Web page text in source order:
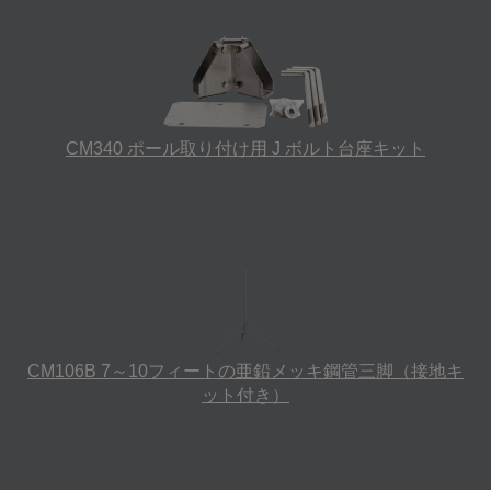
CM340 ポール取り付け用 J ボルト台座キット
CM106B 7～10フィートの亜鉛メッキ鋼管三脚（接地キ
ット付き）